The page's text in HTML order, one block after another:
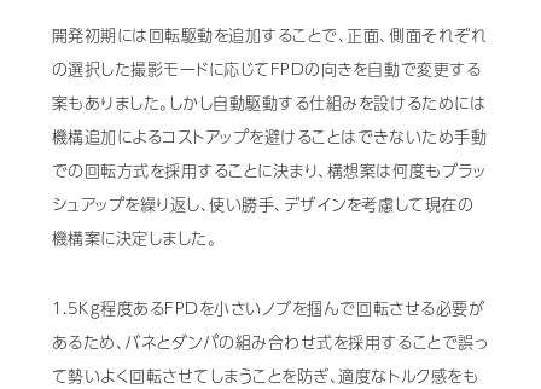
開発初期には回転駆動を追加することで、正面、側面それぞれ
の選択した撮影モードに応じてFPDの向きを自動で変更する
案もありました。しかし自動駆動する仕組みを設けるためには
機構追加によるコストアップを避けることはできないため手動
での回転方式を採用することに決まり、構想案は何度もブラッ
シュアップを繰り返し、使い勝手、デザインを考慮して現在の
機構案に決定しました。
1.5Kg程度あるFPDを小さいノブを掴んで回転させる必要が
あるため、バネとダンパの組み合わせ式を採用することで誤っ
て勢いよく回転させてしまうことを防ぎ、適度なトルク感をも